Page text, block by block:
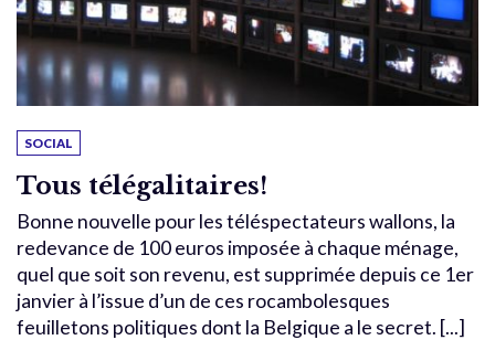
SOCIAL
Tous télégalitaires!
Bonne nouvelle pour les téléspectateurs wallons, la
redevance de 100 euros imposée à chaque ménage,
quel que soit son revenu, est supprimée depuis ce 1er
janvier à l’issue d’un de ces rocambolesques
feuilletons politiques dont la Belgique a le secret. [...]